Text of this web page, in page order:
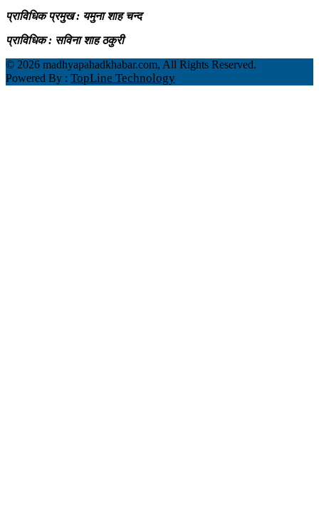
प्राविधिक प्रमुख : यमुना शाह चन्द
प्राविधिक : सविना शाह ठकुरी
© 2026 madhyapahadkhabar.com, All Rights Reserved.
Powered By : TopLine Technology